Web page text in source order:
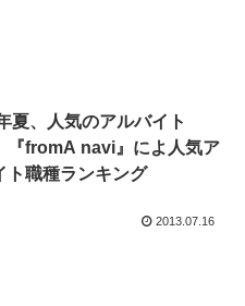
夏、人気のアルバイト
fromA navi』によ人気ア
ト職種ランキング
2013.07.16